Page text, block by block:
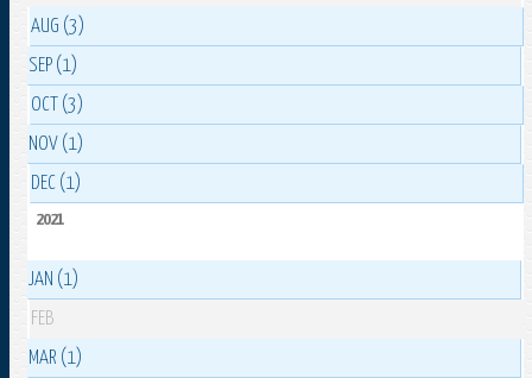
AUG (3)
SEP (1)
OCT (3)
NOV (1)
DEC (1)
2021
JAN (1)
FEB
MAR (1)